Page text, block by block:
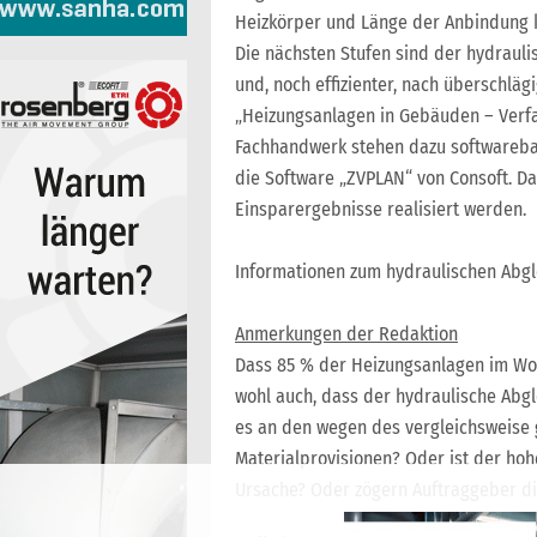
Heizkörper und Länge der
Die nächsten Stufen sind der
und, noch effizienter, nach
„Heizungsanlagen in Gebäuden –
Fachhandwerk stehen dazu
die Software „ZVPLAN“ von Consoft.
Einsparergebnisse realisiert werden.
Informationen zum hydraulischen
Anmerkungen der Redaktion
Dass 85 % der Heizungsanlagen im
wohl auch, dass der hydraulische
es an den wegen des
Materialprovisionen? Oder ist der